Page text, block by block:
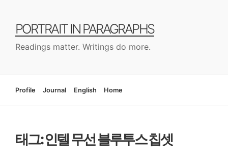
PORTRAIT IN PARAGRAPHS
Readings matter. Writings do more.
Profile Journal English Home
태그: 인텔 무선 블루투스 칩셋